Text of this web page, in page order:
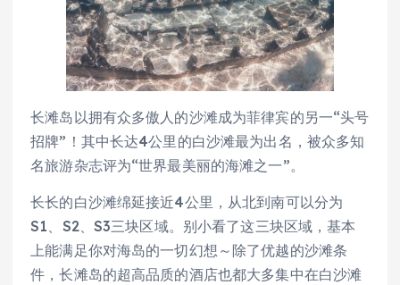
长滩岛以拥有众多傲人的沙滩成为菲律宾的另一“头号
招牌”！其中长达4公里的白沙滩最为出名，被众多知
名旅游杂志评为“世界最美丽的海滩之一”。
长长的白沙滩绵延接近4公里，从北到南可以分为
S1、S2、S3三块区域。别小看了这三块区域，基本
上能满足你对海岛的一切幻想～除了优越的沙滩条
件，长滩岛的超高品质的酒店也都大多集中在白沙滩